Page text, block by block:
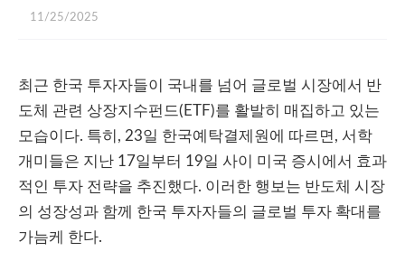
11/25/2025
최근 한국 투자자들이 국내를 넘어 글로벌 시장에서 반
도체 관련 상장지수펀드(ETF)를 활발히 매집하고 있는
모습이다. 특히, 23일 한국예탁결제원에 따르면, 서학
개미들은 지난 17일부터 19일 사이 미국 증시에서 효과
적인 투자 전략을 추진했다. 이러한 행보는 반도체 시장
의 성장성과 함께 한국 투자자들의 글로벌 투자 확대를
가늠케 한다.